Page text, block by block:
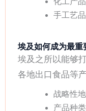
手工艺
埃及如何成为最重
埃及之所以能够
各地出口食品等
战略性
产品种